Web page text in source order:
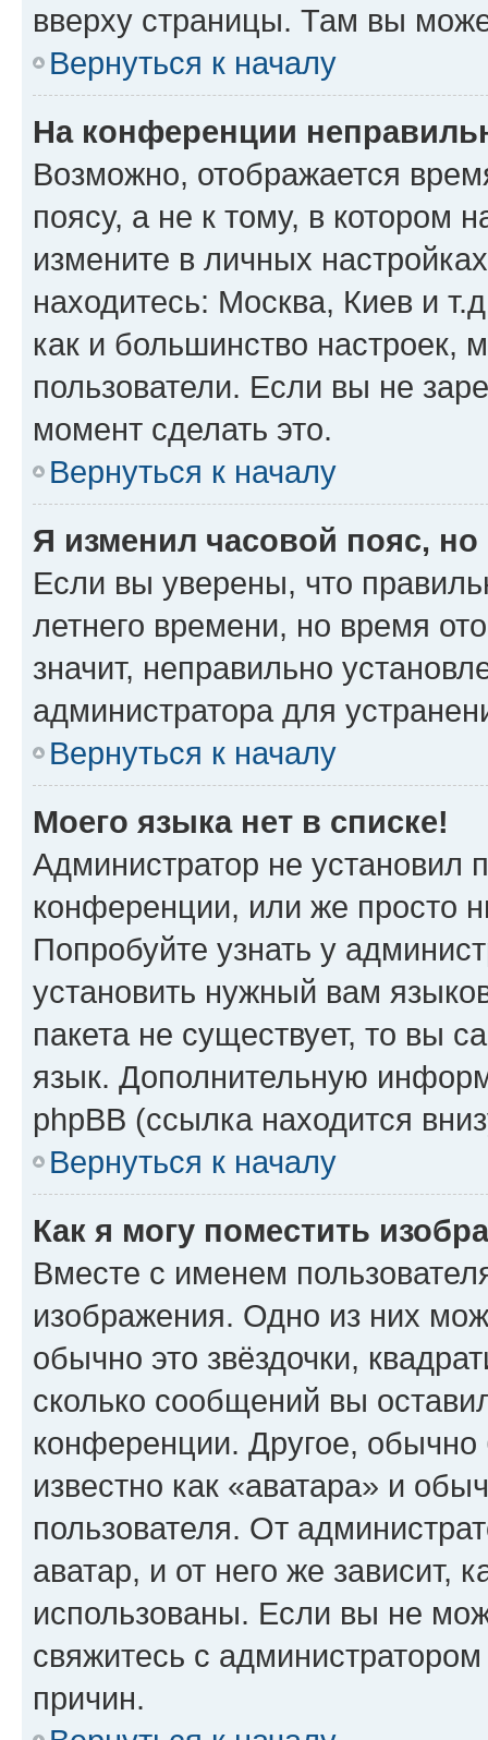
вверху страницы. Там вы
Вернуться к началу
На конференции
Возможно, отображается
поясу, а не к тому, в котором
измените в личных
находитесь: Москва, Киев и
как и большинство настроек,
пользователи. Если вы не
момент сделать это.
Вернуться к началу
Я изменил часовой пояс,
Если вы уверены, что
летнего времени, но время
значит, неправильно
администратора для
Вернуться к началу
Моего языка нет в списке!
Администратор не установил
конференции, или же просто
Попробуйте узнать у
установить нужный вам
пакета не существует, то вы
язык. Дополнительную
phpBB (ссылка находится
Вернуться к началу
Как я могу поместить
Вместе с именем
изображения. Одно из них
обычно это звёздочки,
сколько сообщений вы
конференции. Другое,
известно как «аватара» и
пользователя. От
аватар, и от него же зависит,
использованы. Если вы не
свяжитесь с
причин.